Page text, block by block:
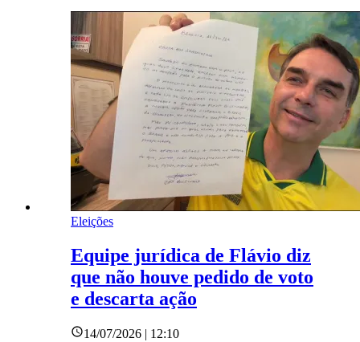
Eleições
Equipe jurídica de Flávio diz
que não houve pedido de voto
e descarta ação
14/07/2026 | 12:10